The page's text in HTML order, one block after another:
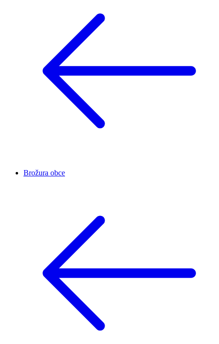
Brožura obce